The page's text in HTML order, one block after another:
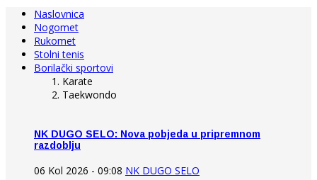
Naslovnica
Nogomet
Rukomet
Stolni tenis
Borilački sportovi
Karate
Taekwondo
NK DUGO SELO: Nova pobjeda u pripremnom
razdoblju
06 Kol 2026 - 09:08 NK DUGO SELO